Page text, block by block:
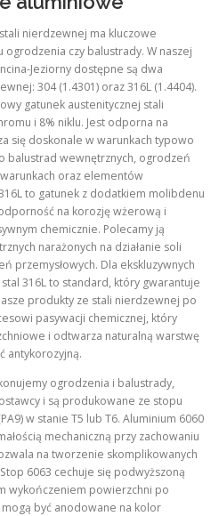
nierdzewnej ma kluczowe
ogrodzenia czy balustrady. W naszej
Jeziorny dostępne są dwa
304 (1.4301) oraz 316L (1.4404).
gatunek austenitycznej stali
i 8% niklu. Jest odporna na
się doskonale w warunkach typowo
balustrad wewnętrznych, ogrodzeń
oraz elementów
to gatunek z dodatkiem molibdenu
na korozję wżerową i
chemicznie. Polecamy ją
narażonych na działanie soli
przemysłowych. Dla ekskluzywnych
316L to standard, który gwarantuje
produkty ze stali nierdzewnej po
pasywacji chemicznej, który
i odtwarza naturalną warstwę
antykorozyjną.
ogrodzenia i balustrady,
i są produkowane ze stopu
w stanie T5 lub T6. Aluminium 6060
mechaniczną przy zachowaniu
na tworzenie skomplikowanych
6063 cechuje się podwyższoną
wykończeniem powierzchni po
być anodowane na kolor